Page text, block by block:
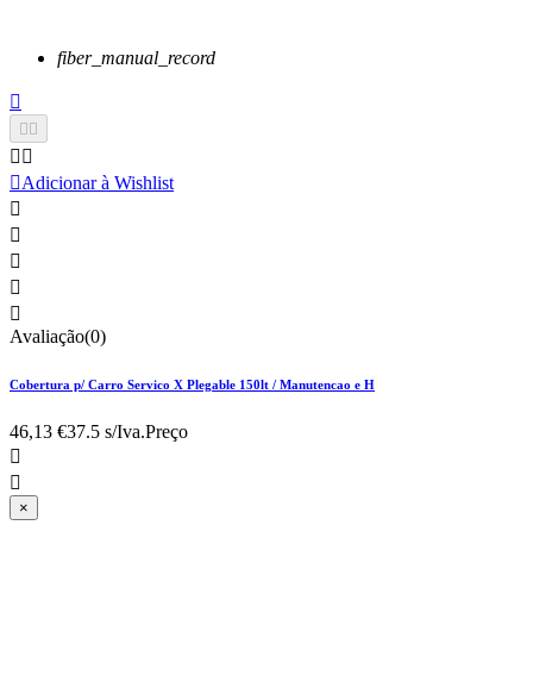
fiber_manual_record

 
 
Adicionar à Wishlist





Avaliação(0)
Cobertura p/ Carro Servico X Plegable 150lt / Manutencao e H
46,13 €37.5 s/Iva.Preço


×